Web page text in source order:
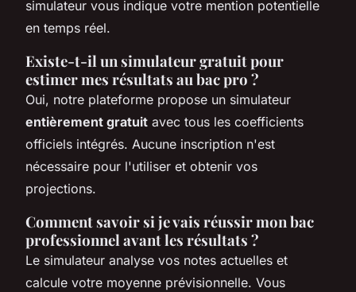
simulateur vous indique votre mention potentielle
en temps réel.
Existe-t-il un simulateur gratuit pour
estimer mes résultats au bac pro ?
Oui, notre plateforme propose un simulateur
entièrement gratuit avec tous les coefficients
officiels intégrés. Aucune inscription n'est
nécessaire pour l'utiliser et obtenir vos
projections.
Comment savoir si je vais réussir mon bac
professionnel avant les résultats ?
Le simulateur analyse vos notes actuelles et
calcule votre moyenne prévisionnelle. Vous